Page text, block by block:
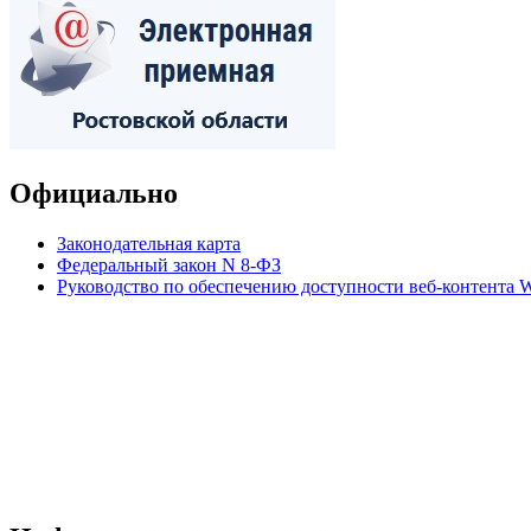
Официально
Законодательная карта
Федеральный закон N 8-ФЗ
Руководство по обеспечению доступности веб-контента